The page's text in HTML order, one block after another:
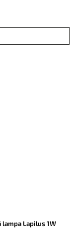
Lapilus 1W